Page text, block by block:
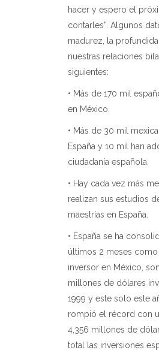
hacer y espero el
contarles”. Algunos
madurez, la
nuestras relaciones
siguientes:
• Más de 170 mil
en México.
• Más de 30 mil
España y 10 mil han
ciudadanía española.
• Hay cada vez más
realizan sus estudios
maestrías en España.
• España se ha
últimos 2 meses
inversor en México,
millones de dólares
1999 y este solo este
rompió el récord con
4,356 millones de
total las inversiones